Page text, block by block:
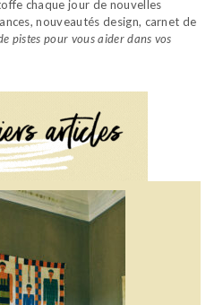
chaque jour de nouvelles
nouveautés design, carnet de
pistes pour vous aider dans vos